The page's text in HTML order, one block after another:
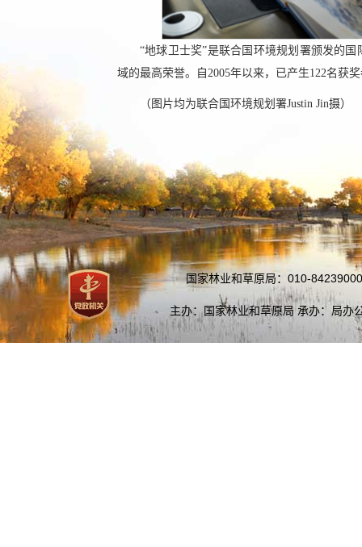
“地球卫士奖”是联合国环境规划署颁发的
域的最高荣誉。自2005年以来，已产生122名获
（图片均为联合国环境规划署Justin Jin摄）
国家林业和草原局：010-
主办：国家林业和草原局 承办：局办